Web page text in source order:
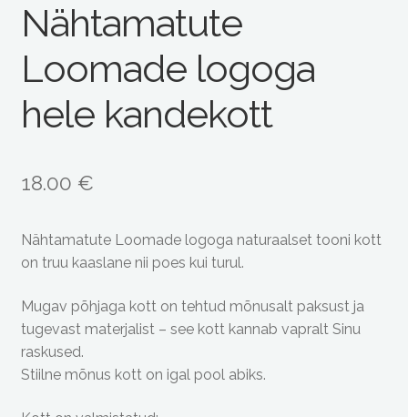
Nähtamatute
Loomade logoga
hele kandekott
18.00 €
Nähtamatute Loomade logoga naturaalset tooni kott
on truu kaaslane nii poes kui turul.
Mugav põhjaga kott on tehtud mõnusalt paksust ja
tugevast materjalist – see kott kannab vapralt Sinu
raskused.
Stiilne mõnus kott on igal pool abiks.